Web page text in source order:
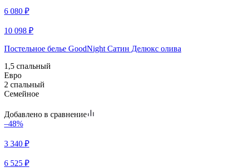
6 080 ₽
10 098 ₽
Постельное белье GoodNight Сатин Делюкс олива
1,5 спальный
Евро
2 спальный
Семейное
Добавлено в сравнение
–48%
3 340 ₽
6 525 ₽